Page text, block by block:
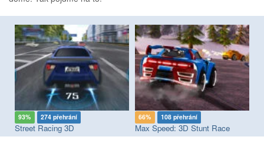
93% 274 přehrání
Street Racing 3D
66% 108 přehrání
Max Speed: 3D Stunt Race